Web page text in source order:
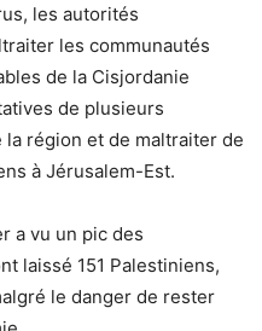
les autorités
les communautés
de la Cisjordanie
de plusieurs
région et de maltraiter de
à Jérusalem-Est.
a vu un pic des
laissé 151 Palestiniens,
le danger de rester